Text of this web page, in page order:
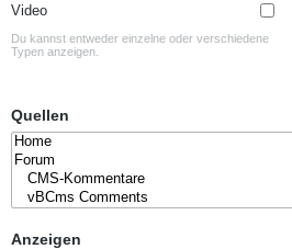
Video
Du kannst entweder einzelne oder verschiedene
Typen anzeigen.
Quellen
Anzeigen